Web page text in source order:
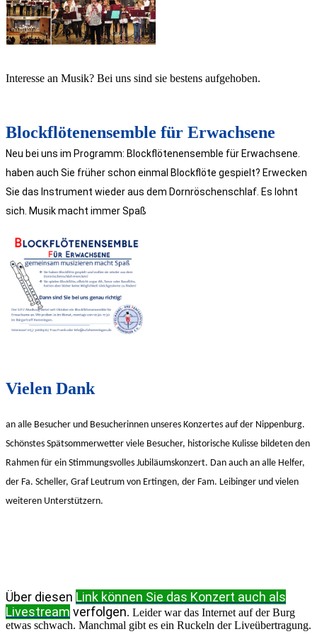
Interesse an Musik? Bei uns sind sie bestens aufgehoben.
Blockflötenensemble für Erwachsene
Neu bei uns im Programm: Blockflötenensemble für Erwachsene.
haben auch Sie früher schon einmal Blockflöte gespielt? Erwecken
Sie das Instrument wieder aus dem Dornröschenschlaf. Es lohnt
sich. Musik macht immer Spaß
Vielen Dank
an alle Besucher und Besucherinnen unseres Konzertes auf der Nippenburg.
Schönstes Spätsommerwetter viele Besucher, historische Kulisse bildeten den
Rahmen für ein Stimmungsvolles Jubiläumskonzert. Dan auch an alle Helfer,
der Fa. Scheller, Graf Leutrum von Ertingen, der Fam. Leibinger und vielen
weiteren Unterstützern.
Über diesen Link können Sie das Konzert auch als
Livestream verfolgen. Leider war das Internet auf der Burg
etwas schwach. Manchmal gibt es ein Ruckeln der Liveübertragung.